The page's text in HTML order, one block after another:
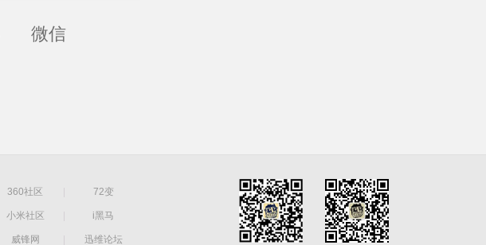
微信
360社区 72变
小米社区 i黑马
威锋网 迅维论坛